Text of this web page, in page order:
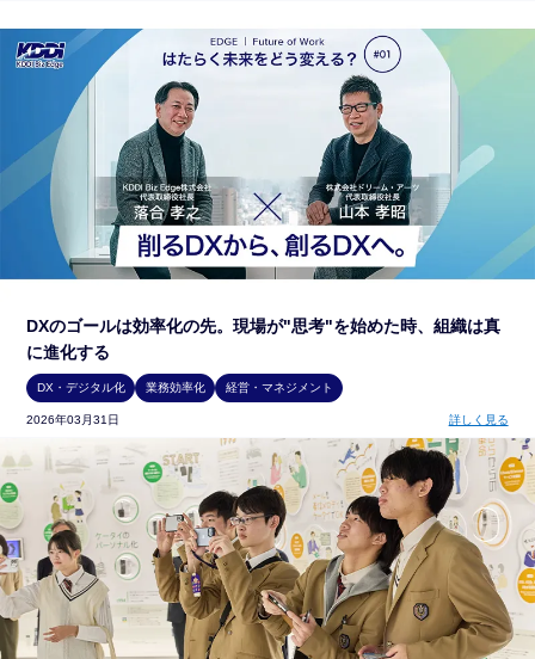
DXのゴールは効率化の先。現場が"思考"を始めた時、組織は真
に進化する
DX・デジタル化 業務効率化 経営・マネジメント
2026年03月31日 詳しく見る